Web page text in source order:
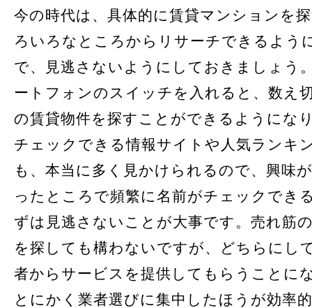
今の時代は、具体的に賃貸マンションを
ろいろなところからリサーチできるよう
で、見逃さないようにしておきましょう
ートフォンのスイッチを入れると、数え
の賃貸物件を探すことができるようにな
チェックできる情報サイトや人気ランキ
も、本当に多く見かけられるので、興味
ったところで頻繁に名前がチェックでき
ずは見逃さないことが大事です。売れ筋
を探しても構わないですが、どちらにし
者からサービスを提供してもらうことに
とにかく業者選びに集中したほうが効率